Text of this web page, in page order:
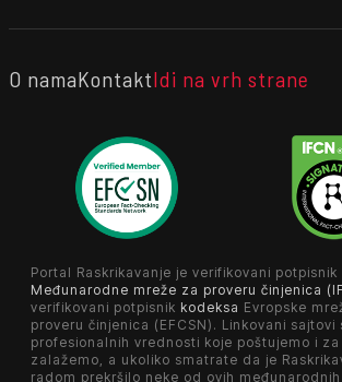
O namaKontaktIdi na vrh strane
Portal Raskrikavanje je verifikovani potpisnik
Međunarodne mreže za proveru činjenica
verifikovani potpisnik kodeksa Evropske
proveru činjenica (EFCSN). Linkovani sajtovi
profesionalnih vrednosti koje poštujemo i za
zalažemo, a ukoliko smatrate da je
radom prekršilo neke od ovih